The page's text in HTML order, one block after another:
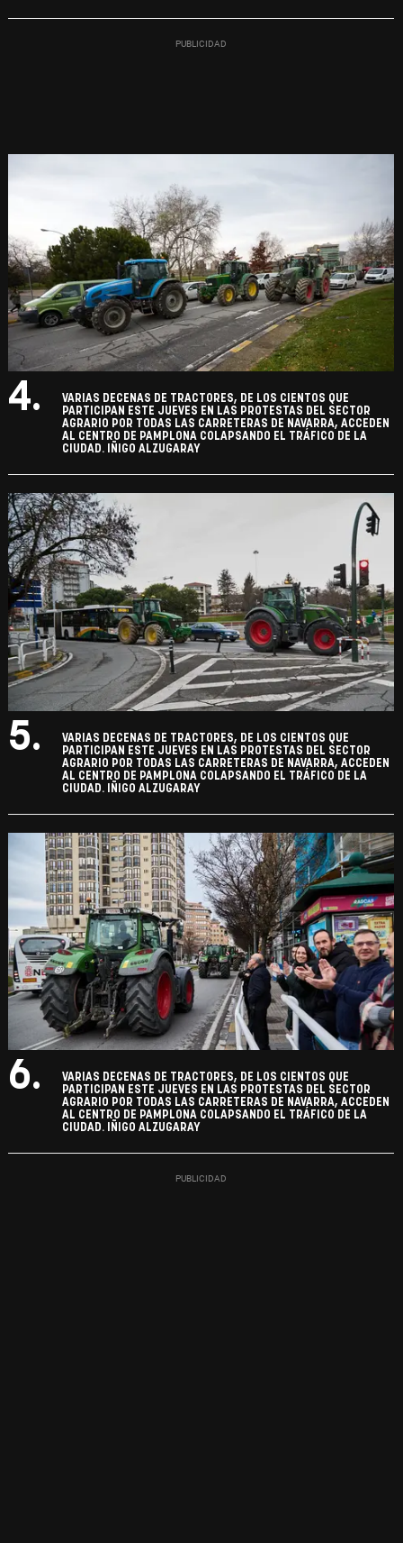
4.
VARIAS DECENAS DE TRACTORES, DE LOS CIENTOS QUE
PARTICIPAN ESTE JUEVES EN LAS PROTESTAS DEL SECTOR
AGRARIO POR TODAS LAS CARRETERAS DE NAVARRA, ACCEDEN
AL CENTRO DE PAMPLONA COLAPSANDO EL TRÁFICO DE LA
CIUDAD. IÑIGO ALZUGARAY
5.
VARIAS DECENAS DE TRACTORES, DE LOS CIENTOS QUE
PARTICIPAN ESTE JUEVES EN LAS PROTESTAS DEL SECTOR
AGRARIO POR TODAS LAS CARRETERAS DE NAVARRA, ACCEDEN
AL CENTRO DE PAMPLONA COLAPSANDO EL TRÁFICO DE LA
CIUDAD. IÑIGO ALZUGARAY
6.
VARIAS DECENAS DE TRACTORES, DE LOS CIENTOS QUE
PARTICIPAN ESTE JUEVES EN LAS PROTESTAS DEL SECTOR
AGRARIO POR TODAS LAS CARRETERAS DE NAVARRA, ACCEDEN
AL CENTRO DE PAMPLONA COLAPSANDO EL TRÁFICO DE LA
CIUDAD. IÑIGO ALZUGARAY